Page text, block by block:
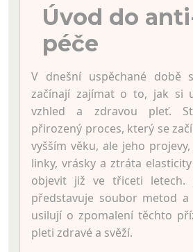
Úvod do
péče
V dnešní uspěchané době
začínají zajímat o to, jak si
vzhled a zdravou pleť.
přirozený proces, který se
vyšším věku, ale jeho
linky, vrásky a ztráta
objevit již ve třiceti letech.
představuje soubor metod
usilují o zpomalení těchto
pleti zdravé a svěží.